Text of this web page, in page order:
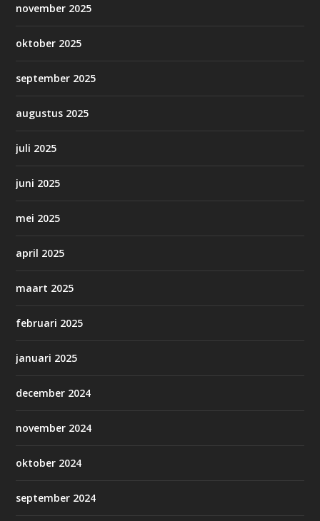
november 2025
oktober 2025
september 2025
augustus 2025
juli 2025
juni 2025
mei 2025
april 2025
maart 2025
februari 2025
januari 2025
december 2024
november 2024
oktober 2024
september 2024